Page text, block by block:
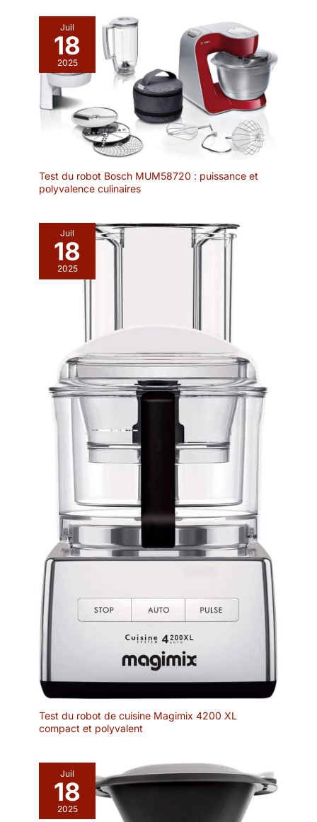
Juil
18
2025
Test du robot Bosch MUM58720 : puissance et
polyvalence culinaires
Juil
18
2025
Test du robot de cuisine Magimix 4200 XL
compact et polyvalent
Juil
18
2025